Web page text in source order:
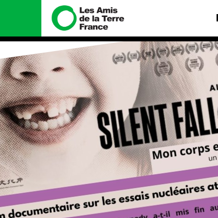
Nous connaître
Histoire
Manifeste
Missions et méthodes
Valeurs
Équipes et
Nos alliés
Je soutiens les Amis de la
Terre
Nos
Total, rendez-
tribunal
Gaz « naturel »,
enfumage
Mode : une
destructrice
Gaz au
violence
Nos autres